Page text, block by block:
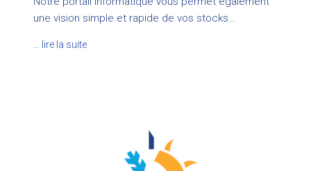
une vision simple et rapide de vos stocks…
… lire la suite